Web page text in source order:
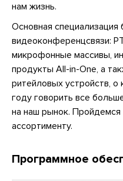
нам жизнь.
Основная
видеоконференцсвязи:
микрофонные массивы,
продукты All-in-One, а
ритейловых устройств,
году говорить все
на наш рынок.
ассортименту.
Программное